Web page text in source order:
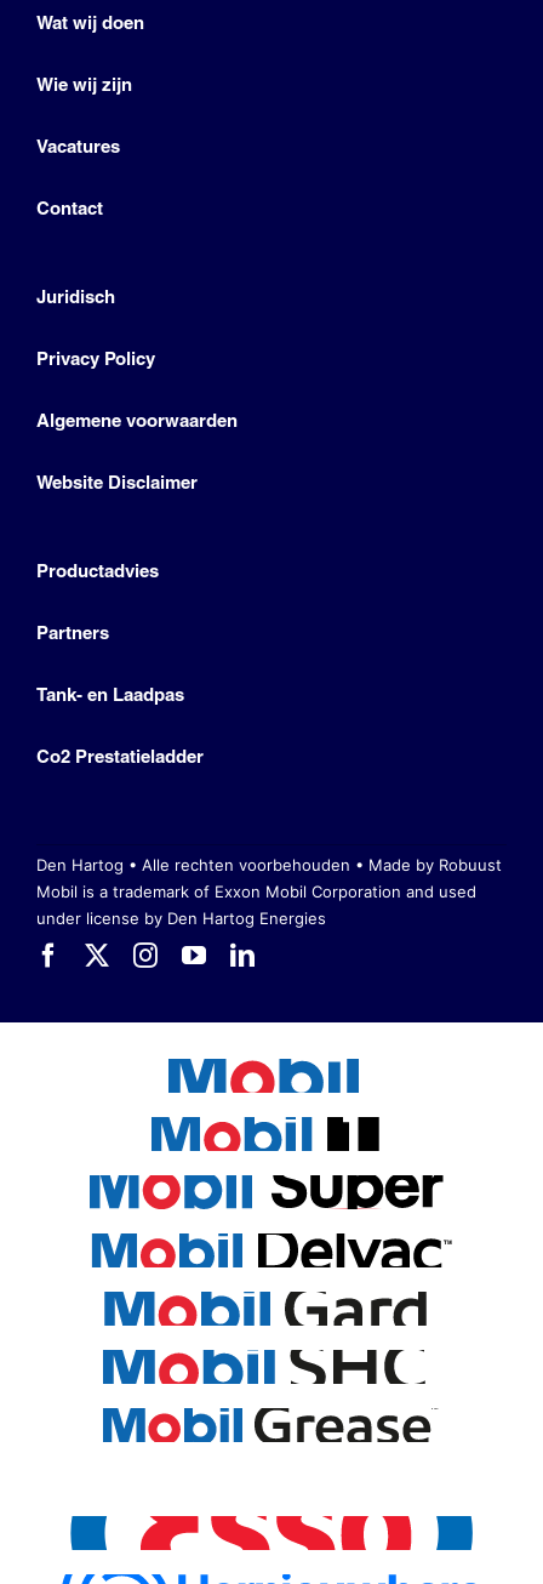
Wat wij doen
Wie wij zijn
Vacatures
Contact
Juridisch
Privacy Policy
Algemene voorwaarden
Website Disclaimer
Productadvies
Partners
Tank- en Laadpas
Co2 Prestatieladder
Den Hartog • Alle rechten voorbehouden • Made by Robuust
Mobil is a trademark of Exxon Mobil Corporation and used
under license by Den Hartog Energies